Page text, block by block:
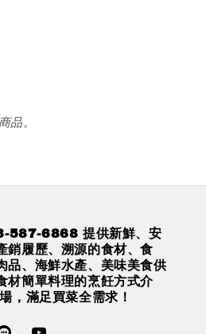
品。
587-6868 提供新鮮、安
銷履歷、溯源的食材、食
品、海鮮水產、美味美食供
材簡單料理的烹飪方式介
，滿足買菜全需求！